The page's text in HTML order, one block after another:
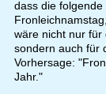
dass die
wäre nicht nur für
sondern auch für
Vorhersage:
Jahr."